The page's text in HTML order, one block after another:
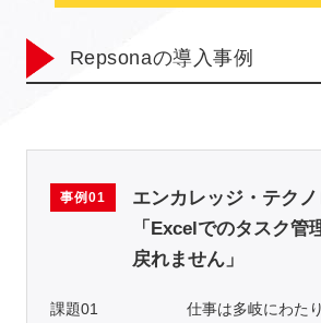
Repsonaの導入事例
事例01
エンカレッジ・テク
「Excelでのタスク管
戻れません」
課題01
仕事は多岐にわた